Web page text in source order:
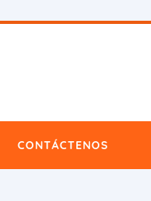
CONTÁCTENOS